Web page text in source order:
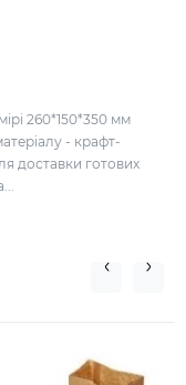
260*150*350 мм
- крафт-
доставки готових